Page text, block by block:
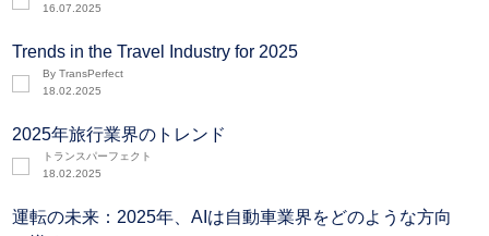
16.07.2025
Trends in the Travel Industry for 2025
By TransPerfect
18.02.2025
2025年旅行業界のトレンド
トランスパーフェクト
18.02.2025
運転の未来：2025年、AIは自動車業界をどのような方向